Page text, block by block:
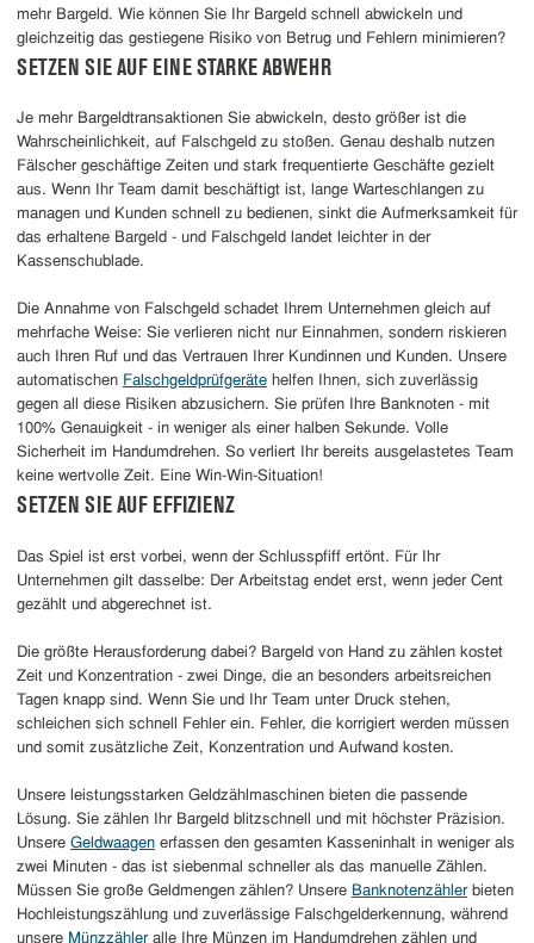
mehr Bargeld. Wie können Sie Ihr Bargeld schnell abwickeln und
gleichzeitig das gestiegene Risiko von Betrug und Fehlern minimieren?
SETZEN SIE AUF EINE STARKE ABWEHR
Je mehr Bargeldtransaktionen Sie abwickeln, desto größer ist die
Wahrscheinlichkeit, auf Falschgeld zu stoßen. Genau deshalb nutzen
Fälscher geschäftige Zeiten und stark frequentierte Geschäfte gezielt
aus. Wenn Ihr Team damit beschäftigt ist, lange Warteschlangen zu
managen und Kunden schnell zu bedienen, sinkt die Aufmerksamkeit für
das erhaltene Bargeld - und Falschgeld landet leichter in der
Kassenschublade.
Die Annahme von Falschgeld schadet Ihrem Unternehmen gleich auf
mehrfache Weise: Sie verlieren nicht nur Einnahmen, sondern riskieren
auch Ihren Ruf und das Vertrauen Ihrer Kundinnen und Kunden. Unsere
automatischen Falschgeldprüfgeräte helfen Ihnen, sich zuverlässig
gegen all diese Risiken abzusichern. Sie prüfen Ihre Banknoten - mit
100% Genauigkeit - in weniger als einer halben Sekunde. Volle
Sicherheit im Handumdrehen. So verliert Ihr bereits ausgelastetes Team
keine wertvolle Zeit. Eine Win-Win-Situation!
SETZEN SIE AUF EFFIZIENZ
Das Spiel ist erst vorbei, wenn der Schlusspfiff ertönt. Für Ihr
Unternehmen gilt dasselbe: Der Arbeitstag endet erst, wenn jeder Cent
gezählt und abgerechnet ist.
Die größte Herausforderung dabei? Bargeld von Hand zu zählen kostet
Zeit und Konzentration - zwei Dinge, die an besonders arbeitsreichen
Tagen knapp sind. Wenn Sie und Ihr Team unter Druck stehen,
schleichen sich schnell Fehler ein. Fehler, die korrigiert werden müssen
und somit zusätzliche Zeit, Konzentration und Aufwand kosten.
Unsere leistungsstarken Geldzählmaschinen bieten die passende
Lösung. Sie zählen Ihr Bargeld blitzschnell und mit höchster Präzision.
Unsere Geldwaagen erfassen den gesamten Kasseninhalt in weniger als
zwei Minuten - das ist siebenmal schneller als das manuelle Zählen.
Müssen Sie große Geldmengen zählen? Unsere Banknotenzählerbieten
Hochleistungszählung und zuverlässige Falschgelderkennung, während
unsere Münzzähleralle Ihre Münzen im Handumdrehen zählen und